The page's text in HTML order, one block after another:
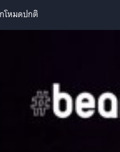
โหมดปกติ